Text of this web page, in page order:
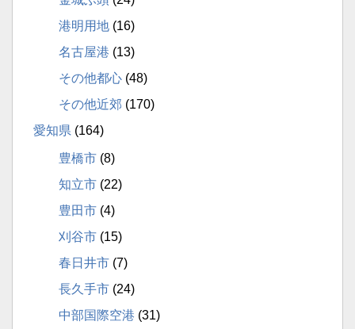
港明用地 (16)
名古屋港 (13)
その他都心 (48)
その他近郊 (170)
愛知県 (164)
豊橋市 (8)
知立市 (22)
豊田市 (4)
刈谷市 (15)
春日井市 (7)
長久手市 (24)
中部国際空港 (31)